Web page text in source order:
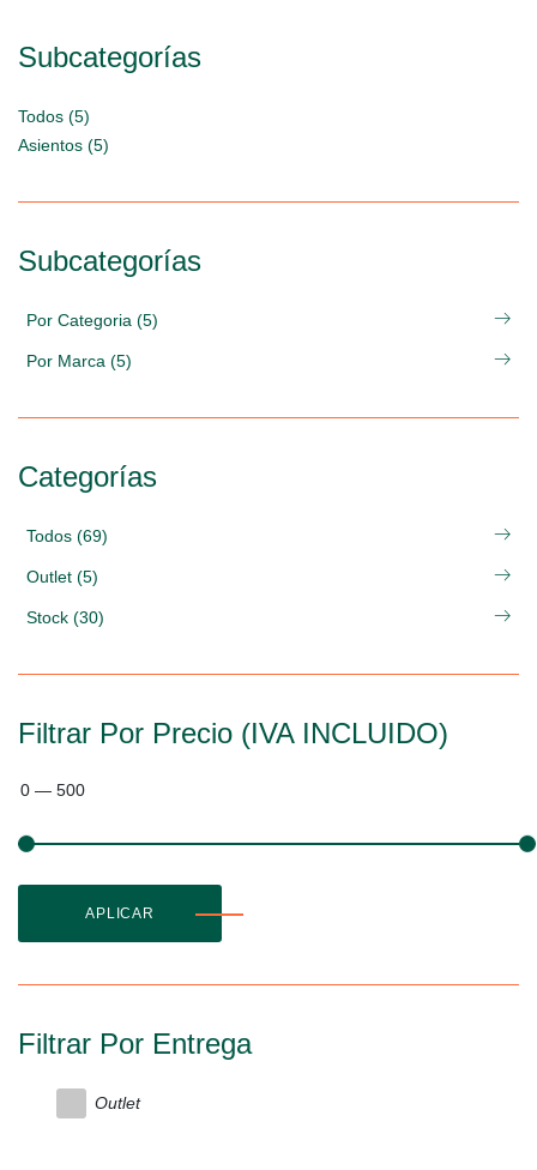
Subcategorías
Todos (5)
Asientos (5)
Subcategorías
Por Categoria (5)
Por Marca (5)
Categorías
Todos (69)
Outlet (5)
Stock (30)
Filtrar Por Precio (IVA INCLUIDO)
0 — 500
APLICAR
Filtrar Por Entrega
Outlet